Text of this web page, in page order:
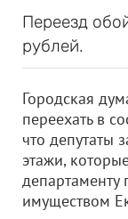
Переезд
рублей.
Городская
переехать в
что депутаты
этажи,
имуществом